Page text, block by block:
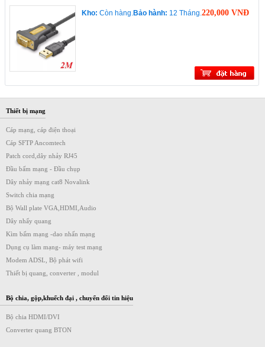
Kho: Còn hàng.Bảo hành: 12 Tháng.220,000 VNĐ
Thiết bị mạng
Cáp mạng, cáp điện thoại
Cáp SFTP Ancomtech
Patch cord,dây nhảy RJ45
Đầu bấm mạng - Đầu chụp
Dây nhảy mạng cat8 Novalink
Switch chia mạng
Bộ Wall plate VGA,HDMI,Audio
Dây nhẩy quang
Kìm bấm mạng -dao nhấn mạng
Dụng cụ làm mạng- máy test mạng
Modem ADSL, Bộ phát wifi
Thiết bị quang, converter , modul
Bộ chia, gộp,khuếch đại , chuyển đổi tin hiệu
Bộ chia HDMI/DVI
Converter quang BTON